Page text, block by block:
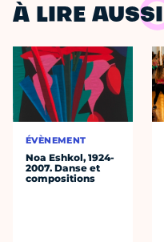
À LIRE AUSSI
ÉVÈNEMENT
Noa Eshkol, 1924-
2007. Danse et
compositions